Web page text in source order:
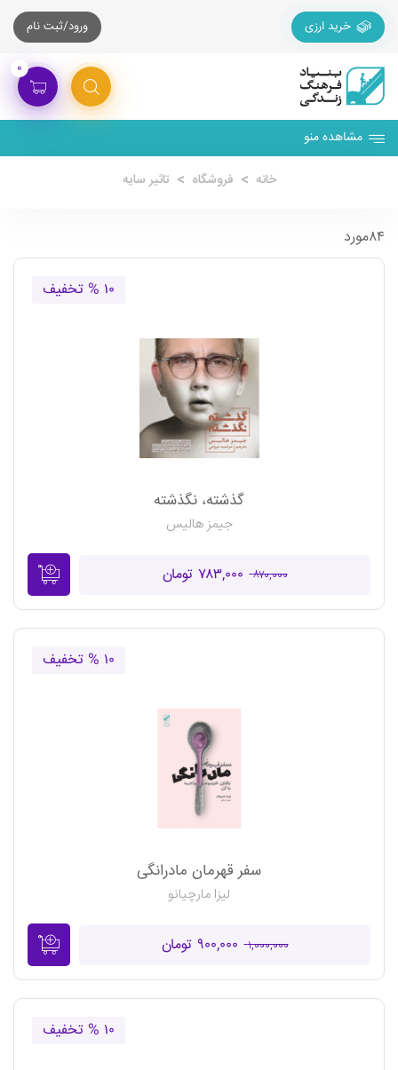
خرید ارزی ورود/ثبت نام
۰
مشاهده منو
خانه فروشگاه تاثیر سایه
۸۴مورد
۱۰ % تخفیف
گذشته، نگذشته
جیمز هالیس
۸۷۰,۰۰۰ ۷۸۳,۰۰۰ تومان
۱۰ % تخفیف
سفر قهرمان مادرانگی
لیزا مارچیانو
۱,۰۰۰,۰۰۰ ۹۰۰,۰۰۰ تومان
۱۰ % تخفیف